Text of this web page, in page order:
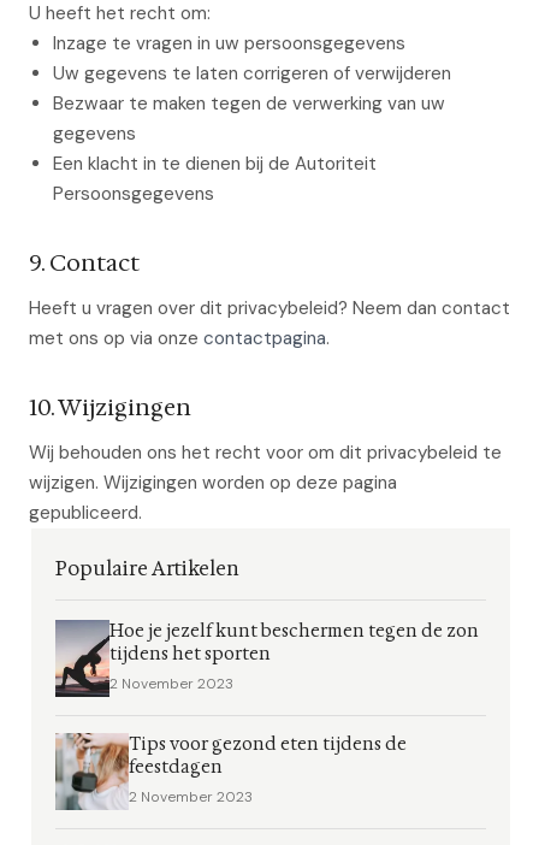
U heeft het recht om:
Inzage te vragen in uw persoonsgegevens
Uw gegevens te laten corrigeren of verwijderen
Bezwaar te maken tegen de verwerking van uw
gegevens
Een klacht in te dienen bij de Autoriteit
Persoonsgegevens
9. Contact
Heeft u vragen over dit privacybeleid? Neem dan contact
met ons op via onze contactpagina.
10. Wijzigingen
Wij behouden ons het recht voor om dit privacybeleid te
wijzigen. Wijzigingen worden op deze pagina
gepubliceerd.
Populaire Artikelen
Hoe je jezelf kunt beschermen tegen de zon
tijdens het sporten
2 November 2023
Tips voor gezond eten tijdens de
feestdagen
2 November 2023